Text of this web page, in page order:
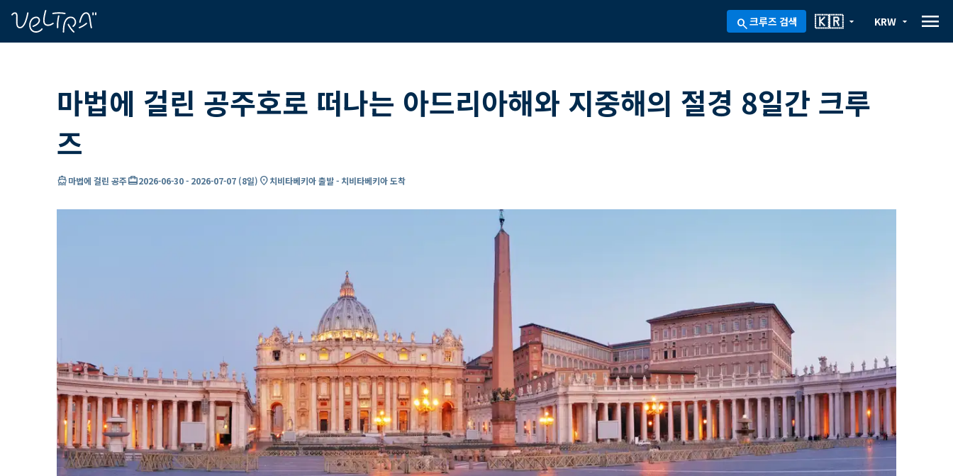
search크루즈 검색 arrow_drop_down
🇰🇷 arrow_drop_down
KRW menu
마법에 걸린 공주호로 떠나는 아드리아해와 지중해의 절경 8일간 크루
즈
directions_boat마법에 걸린 공주card_travel2026-06-30- 2026-07-07 (8일) location_on치비타베키아 출발 - 치비타베키아 도착